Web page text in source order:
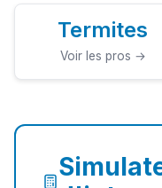
Termites
Voir les pros →